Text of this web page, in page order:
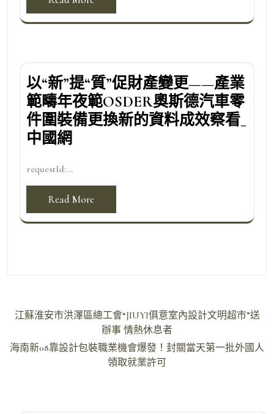
以“新”提“質”促財產變更——產業
範疇年夜範OSDER奧斯德汽車零
件圍裝備更換新的資料成效察看_
中國網
requestId:...
Read More
文
導
江蘇淮安市洪澤區總工會“JIUYI俱意室內設計文明超市”送
辦事 情熱休息者
海南新08靠設計包裝職業機會爆發！封關當天第一批外國人
領取就業許可